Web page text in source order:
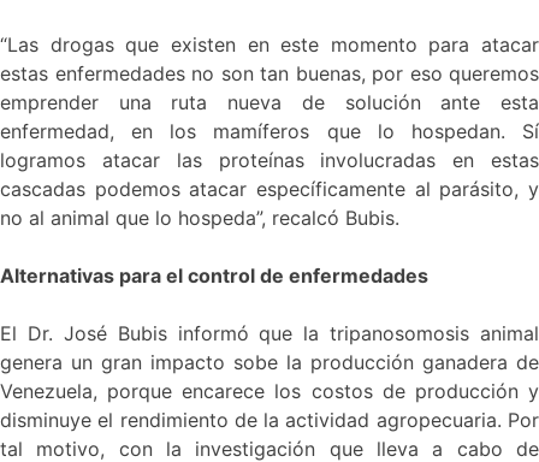
“Las drogas que existen en este momento para atacar
estas enfermedades no son tan buenas, por eso queremos
emprender una ruta nueva de solución ante esta
enfermedad, en los mamíferos que lo hospedan. Sí
logramos atacar las proteínas involucradas en estas
cascadas podemos atacar específicamente al parásito, y
no al animal que lo hospeda”, recalcó Bubis.
Alternativas para el control de enfermedades
El Dr. José Bubis informó que la tripanosomosis animal
genera un gran impacto sobe la producción ganadera de
Venezuela, porque encarece los costos de producción y
disminuye el rendimiento de la actividad agropecuaria. Por
tal motivo, con la investigación que lleva a cabo de